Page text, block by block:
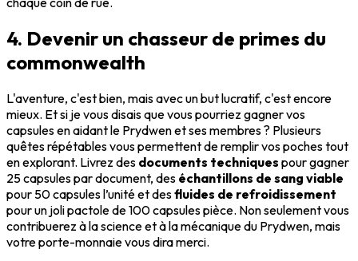
4. Devenir un chasseur de primes du
commonwealth
L'aventure, c'est bien, mais avec un but lucratif, c'est encore
mieux. Et si je vous disais que vous pourriez gagner vos
capsules en aidant le Prydwen et ses membres ? Plusieurs
quêtes répétables vous permettent de remplir vos poches tout
en explorant. Livrez des documents techniques pour gagner
25 capsules par document, des échantillons de sang viable
pour 50 capsules l’unité et desfluides de refroidissement
pour un joli pactole de 100 capsules pièce. Non seulement vous
contribuerez à la science et à la mécanique du Prydwen, mais
votre porte-monnaie vous dira merci.